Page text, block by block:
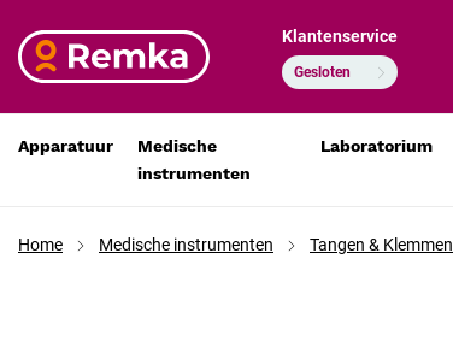
Klantenservice
Gesloten
Apparatuur
Medische
instrumenten
Laboratorium
Home Medische instrumenten Tangen & Klemmen
Pean arterieklem 25 cm recht RVS
€ 26,45
€ 21,86